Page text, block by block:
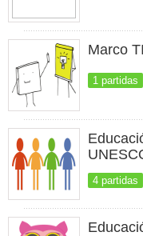
Marco
1 partidas
4 partidas